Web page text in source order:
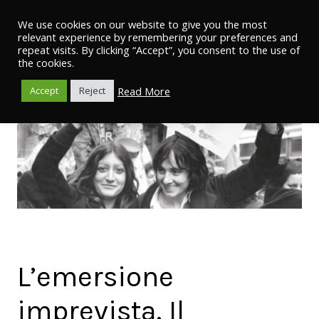
L’emersione
imprevista. Il
We use cookies on our website to give you the most
relevant experience by remembering your preferences and
repeat visits. By clicking “Accept”, you consent to the use of
the cookies.
Accept Reject Read More